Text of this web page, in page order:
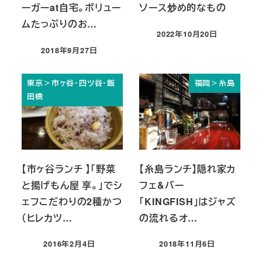
ーガーat自宅。ボリュー
ムたっぷりのお…
投稿日
2018年9月27日
ソース炒め的なもの
投稿日
2022年10月20日
東京＞市ヶ谷・四ツ谷・飯
田橋
【市ヶ谷ランチ 】「野菜
と揚げもん屋 享。」でシ
ェフこだわりの2種かつ
（ヒレカツ…
投稿日
2016年2月4日
福岡＞糸島
【糸島ランチ】隠れ家カ
フェ&バー
「KINGFISH」はジャズ
の流れるオ…
投稿日
2018年11月6日